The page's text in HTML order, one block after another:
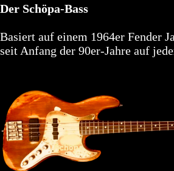
Der Schöpa-Bass
Basiert auf einem 1964er Fender
seit Anfang der 90er-Jahre auf